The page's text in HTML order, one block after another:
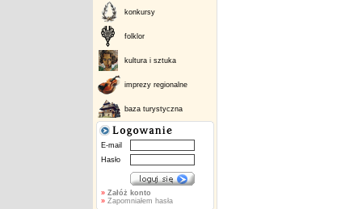
konkursy
folklor
kultura i sztuka
imprezy regionalne
baza turystyczna
E-mail
Hasło
» Załóż konto
»Zapomniałem hasła